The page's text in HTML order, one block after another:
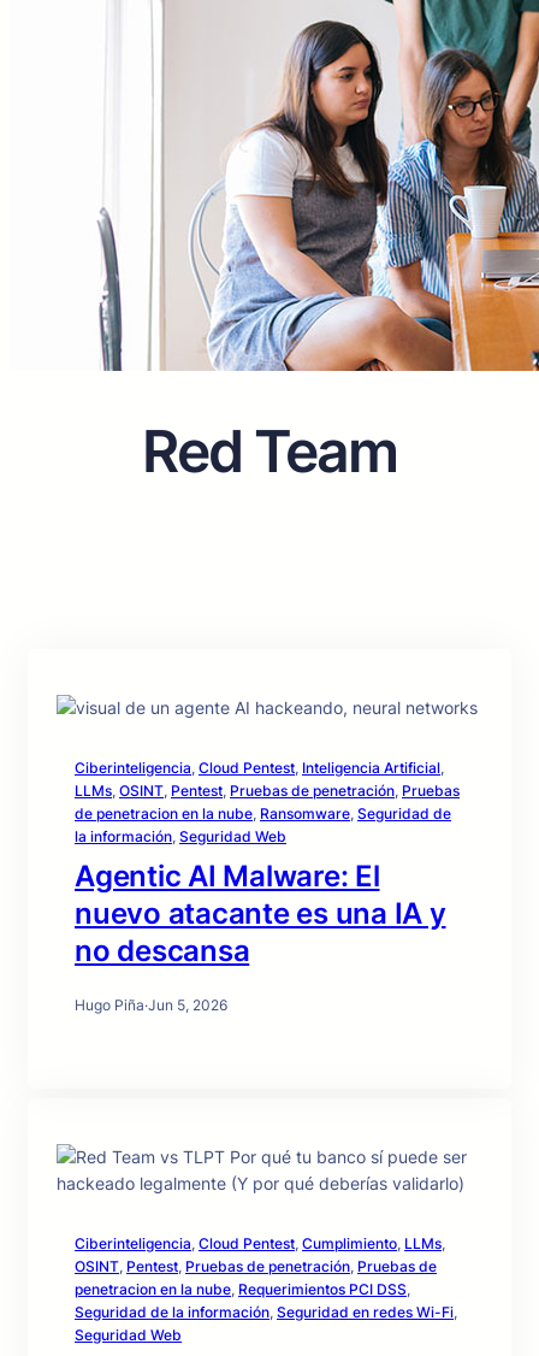
Red Team
Ciberinteligencia, Cloud Pentest, Inteligencia Artificial
LLMs, OSINT, Pentest, Pruebas de penetración, Pruebas
de penetracion en la nube, Ransomware, Seguridad de
la información, Seguridad Web
Agentic AI Malware: El
nuevo atacante es una IA y
no descansa
Hugo Piña·Jun 5, 2026
Ciberinteligencia, Cloud Pentest, Cumplimiento, LLMs
OSINT, Pentest, Pruebas de penetración, Pruebas de
penetracion en la nube, Requerimientos PCI DSS
Seguridad de la información, Seguridad en redes Wi-Fi
Seguridad Web